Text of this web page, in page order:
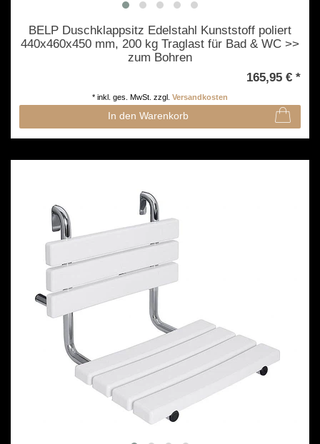
BELP Duschklappsitz Edelstahl Kunststoff poliert
440x460x450 mm, 200 kg Traglast für Bad & WC >>
zum Bohren
165,95 € *
In den Warenkorb
* inkl. ges. MwSt. zzgl. Versandkosten